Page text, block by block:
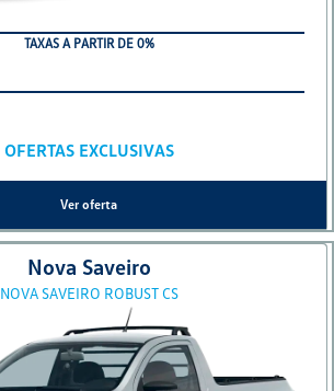
TAXAS A PARTIR DE 0%
OFERTAS EXCLUSIVAS
Ver oferta
Nova Saveiro
NOVA SAVEIRO ROBUST CS